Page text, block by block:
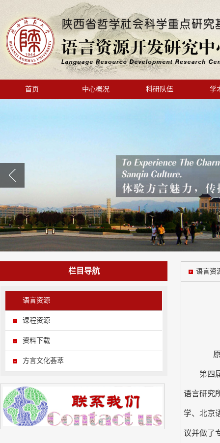
首页 中心概况 科研队伍 学
栏目导航
语言资源
课程资源
资料下载
方言文化荟萃
语言资
原
第四届
语言研究
学、北京
议并做了